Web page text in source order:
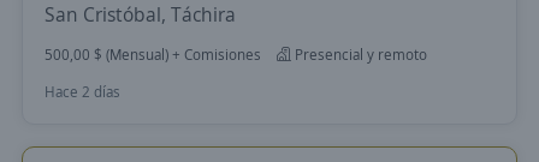
San Cristóbal, Táchira
500,00 $ (Mensual) + Comisiones
Presencial y remoto
Hace 2 días